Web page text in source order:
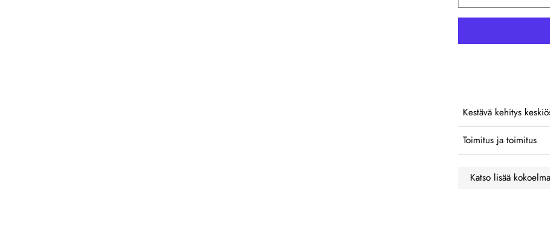
Kestävä kehitys
Toimitus ja toimitus
Katso lisää